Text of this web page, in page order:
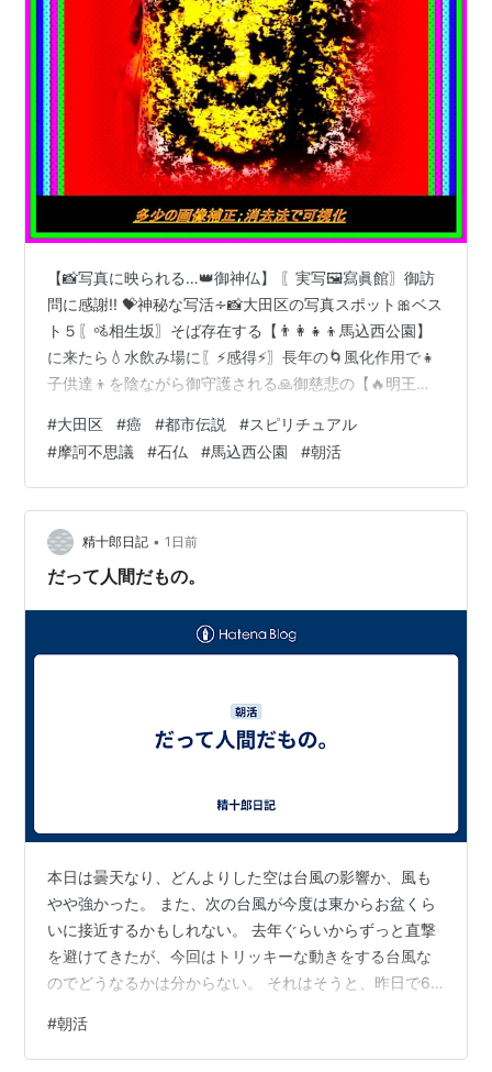
【📸写真に映られる…👑御神仏】 〖実写🖼️寫眞館〗御訪
問に感謝!! 💝神秘な写活∻📸大田区の写真スポット🎀ベス
ト５〖🚵相生坂〗そば存在する【👨‍👩‍👧‍👦馬込西公園】
に来たら💧水飲み場に〖⚡感得⚡〗長年の🌀風化作用で👧
子供達👦を陰ながら御守護される🙏御慈悲の【🔥明王
日を頂き…美しく反映〖🏵️車百合の花〗御供えさせて頂き
ました。 ＊＊＊これらの写真によって〖👨‍👩‍👧‍👦世知辛
い世の人々〗に〖💓生きる勇気；パワー💪エネルギー〗
等、何ものかを齎（もたら）すなら🍀幸いです。 🖼️画像
クリックして〖別ウインドウ〗でも御拝観ください。 💖
我が故郷【💥…
#大田区 #癌 #都市伝説 #スピリチュアル
#摩訶不思議 #石仏 #馬込西公園 #朝活
精十郎日記 • 1日前
だって人間だもの。
本日は曇天なり、どんよりした空は台風の影響か、風も
やや強かった。 また、次の台風が今度は東からお盆くら
いに接近するかもしれない。 去年ぐらいからずっと直撃
を避けてきたが、今回はトリッキーな動きをする台風な
のでどうなるかは分からない。 それはそうと、昨日で6
昨晩の時点では午前中に掃除できたらいいな、なんて企
んでいたが、今朝は、無事6日連続で来たことに安堵と達
#朝活